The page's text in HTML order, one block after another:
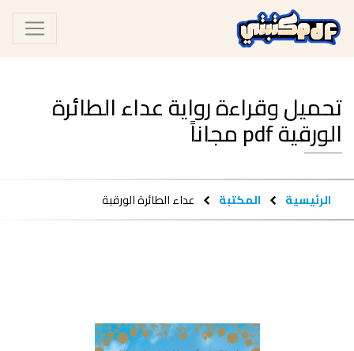
تحميل وقراءة رواية عداء الطائرة
الورقية pdf مجاناً
الرئيسية المكتبة عداء الطائرة الورقية